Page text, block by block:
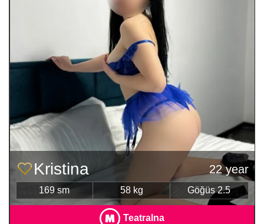
Kristina 22 year
169 sm 58 kg Göğüs 2.5
Teatralna